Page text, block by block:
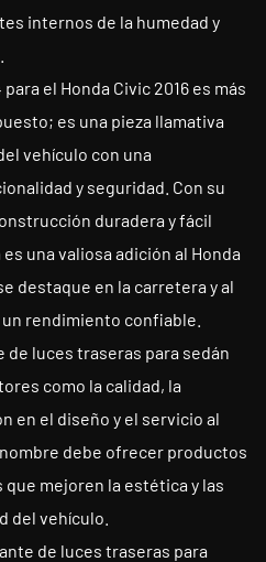
internos de la humedad y
el Honda Civic 2016 es más
es una pieza llamativa
vehículo con una
y seguridad. Con su
duradera y fácil
una valiosa adición al Honda
destaque en la carretera y al
rendimiento confiable.
luces traseras para sedán
como la calidad, la
en el diseño y el servicio al
debe ofrecer productos
mejoren la estética y las
del vehículo.
de luces traseras para